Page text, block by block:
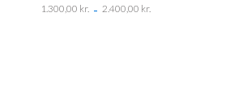
1.300,00 kr. - 2.400,00 kr.